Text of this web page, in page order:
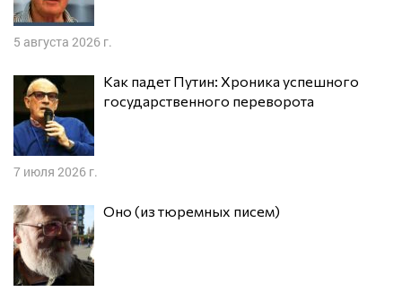
5 августа 2026 г.
Как падет Путин: Хроника успешного
государственного переворота
7 июля 2026 г.
Оно (из тюремных писем)